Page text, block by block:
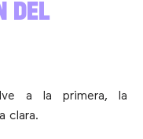
DEL
a la primera, la
clara.